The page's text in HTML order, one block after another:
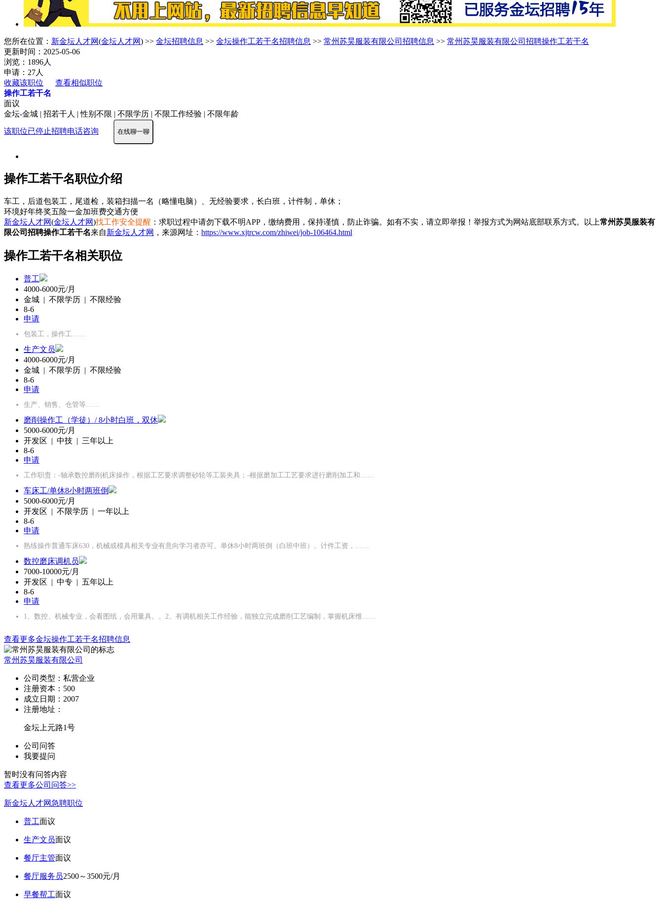
您所在位置： 新金坛人才网(金坛人才网) >> 金坛招聘信息 >> 金坛操作工若干名招聘信息 >> 常州苏昊服装有限公司招聘信息 >> 常州苏昊服装有限公司招聘操作工若干名
更新时间：2025-05-06
浏览：1896人
申请：27人
收藏该职位
查看相似职位
操作工若干名
面议
金坛-金城 | 招若干人 | 性别不限 | 不限学历 | 不限工作经验 | 不限年龄
该职位已停止招聘电话咨询 在线聊一聊
操作工若干名职位介绍
车工，后道包装工，尾道检，装箱扫描一名（略懂电脑）、无经验要求，长白班，计件制，单休；
环境好年终奖五险一金加班费交通方便
新金坛人才网(金坛人才网)找工作安全提醒 ：求职过程中请勿下载不明APP，缴纳费用，保持谨慎，防止诈骗。如有不实，请立即举报！举报方式为网站底部联系方式。以上常州苏昊服装有
限公司招聘操作工若干名来自新金坛人才网 ，来源网址： https://www.xjtrcw.com/zhiwei/job-106464.html
操作工若干名相关职位
普工
4000-6000元/月
金城 | 不限学历 | 不限经验
8-6
申请
包装工，操作工……
生产文员
4000-6000元/月
金城 | 不限学历 | 不限经验
8-6
申请
生产、销售、仓管等……
磨削操作工（学徒）/ 8小时白班，双休
5000-6000元/月
开发区 | 中技 | 三年以上
8-6
申请
工作职责：-轴承数控磨削机床操作，根据工艺要求调整砂轮等工装夹具；-根据磨加工工艺要求进行磨削加工和……
车床工/单休8小时两班倒
5000-6000元/月
开发区 | 不限学历 | 一年以上
8-6
申请
熟练操作普通车床630，机械或模具相关专业有意向学习者亦可。单休8小时两班倒（白班中班）。计件工资，……
数控磨床调机员
7000-10000元/月
开发区 | 中专 | 五年以上
8-6
申请
1、数控、机械专业，会看图纸，会用量具。。2、有调机相关工作经验，能独立完成磨削工艺编制，掌握机床维……
查看更多金坛操作工若干名招聘信息
常州苏昊服装有限公司
公司类型： 私营企业
注册资本： 500
成立日期： 2007
注册地址：
金坛上元路1号
公司问答
我要提问
暂时没有问答内容
查看更多公司问答>>
新金坛人才网急聘职位
普工面议
生产文员面议
餐厅主管面议
餐厅服务员2500～3500元/月
早餐帮工面议